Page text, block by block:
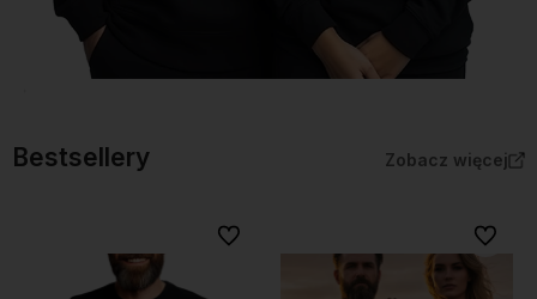
Bestsellery Zobacz więcej
Do ulubionych Do